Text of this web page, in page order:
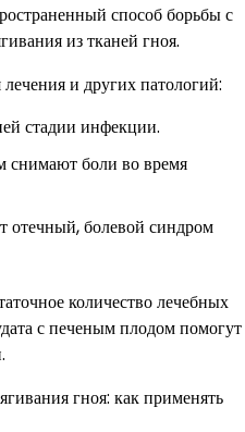
способ борьбы с
из тканей гноя.
и других патологий:
стадии инфекции.
снимают боли во время
отечный, болевой синдром
количество лечебных
с печеным плодом помогут